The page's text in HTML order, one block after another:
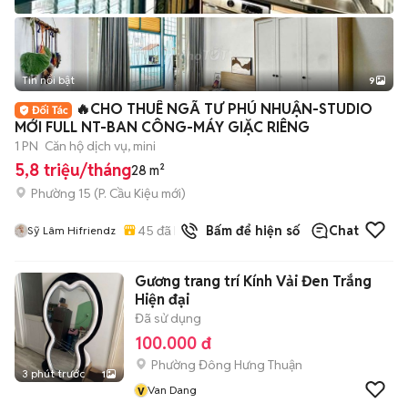
+2
Tin nổi bật 9
🔥CHO THUÊ NGÃ TƯ PHÚ NHUẬN-STUDIO
MỚI FULL NT-BAN CÔNG-MÁY GIẶC RIÊNG
1 PN Căn hộ dịch vụ, mini
5,8 triệu/tháng28 m²
Phường 15 (P. Cầu Kiệu mới)
Sỹ Lâm Hifriendz 45 đã bán Bấm để hiện số Chat
3 phút trước 1
Gương trang trí Kính Vải Đen Trắng
Hiện đại
Đã sử dụng
100.000 đ
Phường Đông Hưng Thuận
v Van Dang